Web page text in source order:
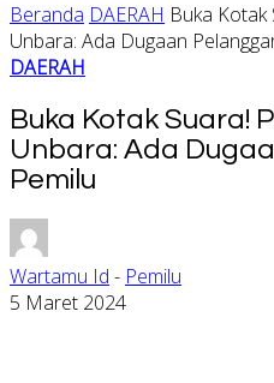
Beranda DAERAH Buka Kotak
Unbara: Ada Dugaan
DAERAH
Buka Kotak Suara!
Unbara: Ada
Pemilu
Wartamu Id - Pemilu
5 Maret 2024